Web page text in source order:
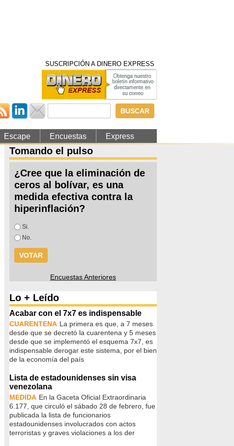
SUSCRIPCIÓN A DINERO EXPRESS
Formulario de
búsqueda
Escape Encuestas Express
Tomando el pulso
¿Cree que la eliminación de
ceros al bolívar, es una
medida efectiva contra la
hiperinflación?
Opciones
Si.
No.
Encuestas Anteriores
Lo + Leído
Acabar con el 7x7 es indispensable
CUARENTENA La primera es que, a 7 meses
desde que se decretó la cuarentena y 5 meses
desde que se implementó el esquema 7x7, es
indispensable derogar este sistema, por el bien
de la economía del país
Lista de estadounidenses sin visa
venezolana
MEDIDA En la Gaceta Oficial Extraordinaria
6.177, que circuló el sábado 28 de febrero, fue
publicada la lista de funcionarios
estadounidenses involucrados con actos
terroristas y graves violaciones a los der